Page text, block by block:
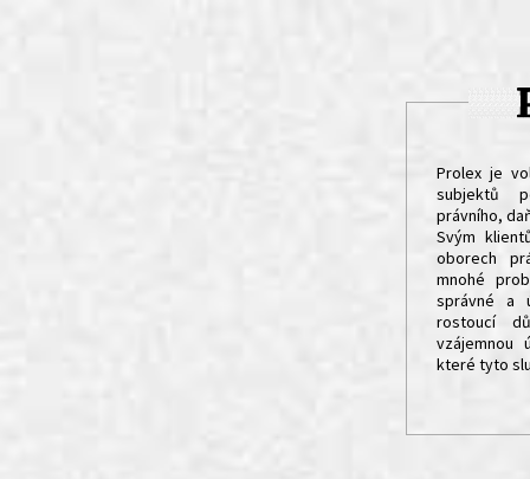
Prolex je
subjektů
právního,
Svým
oborech
mnohé
správné a
rostoucí
vzájemnou
které tyto